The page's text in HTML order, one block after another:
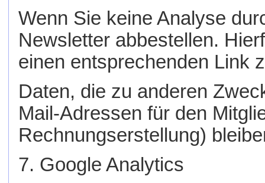
Wenn Sie keine Analyse
Newsletter abbestellen.
einen entsprechenden Link
Daten, die zu anderen
Mail-Adressen für den
Rechnungserstellung)
7. Google Analytics